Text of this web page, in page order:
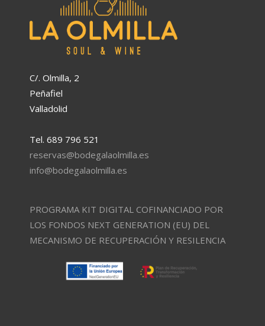
C/. Olmilla, 2
Peñafiel
Valladolid
Tel. 689 796 521
reservas@bodegalaolmilla.es
info@bodegalaolmilla.es
PROGRAMA KIT DIGITAL COFINANCIADO POR
LOS FONDOS NEXT GENERATION (EU) DEL
MECANISMO DE RECUPERACIÓN Y RESILENCIA